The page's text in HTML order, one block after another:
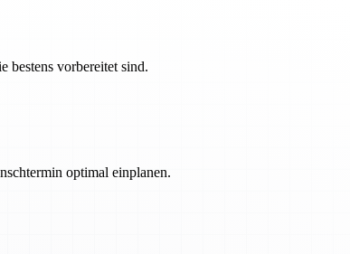
bestens vorbereitet sind.
optimal einplanen.